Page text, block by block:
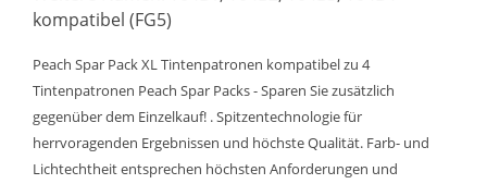
kompatibel (FG5)
Peach Spar Pack XL Tintenpatronen kompatibel zu 4
Tintenpatronen Peach Spar Packs - Sparen Sie zusätzlich
gegenüber dem Einzelkauf! . Spitzentechnologie für
herrvoragenden Ergebnissen und höchste Qualität. Farb- und
Lichtechtheit entsprechen höchsten Anforderungen und